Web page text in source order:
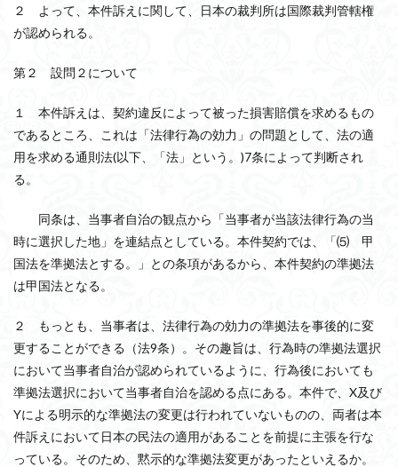
２ よって、本件訴えに関して、日本の裁判所は国際裁判管轄権
が認められる。
第２ 設問２について
１ 本件訴えは、契約違反によって被った損害賠償を求めるもの
であるところ、これは「法律行為の効力」の問題として、法の適
用を求める通則法(以下、「法」という。)7条によって判断され
る。
同条は、当事者自治の観点から「当事者が当該法律行為の当
時に選択した地」を連結点としている。本件契約では、「⑸ 甲
国法を準拠法とする。」との条項があるから、本件契約の準拠法
は甲国法となる。
２ もっとも、当事者は、法律行為の効力の準拠法を事後的に変
更することができる（法9条）。その趣旨は、行為時の準拠法選択
において当事者自治が認められているように、行為後においても
準拠法選択において当事者自治を認める点にある。本件で、X及び
Yによる明示的な準拠法の変更は行われていないものの、両者は本
件訴えにおいて日本の民法の適用があることを前提に主張を行な
っている。そのため、黙示的な準拠法変更があったといえるか。